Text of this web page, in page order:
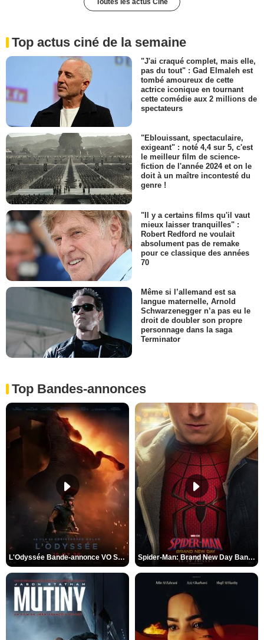
Top actus ciné de la semaine
"J'ai craqué complet, mais elle,
pas du tout" : Gad Elmaleh est
tombé amoureux de cette
actrice iconique en tournant
cette comédie aux 2 millions de
spectateurs
"Eblouissant, spectaculaire,
exigeant" : noté 4,4 sur 5, c'est
le meilleur film de science-
fiction de l'année 2024 et on le
doit à un maître incontesté du
genre !
"Il y a certains films qu'il vaut
mieux laisser tranquilles" :
Robert Redford ne voulait
absolument pas de remake
pour ce classique des années
70
Même si l’allemand est sa
langue maternelle, Arnold
Schwarzenegger n’a pas eu le
droit de doubler son propre
personnage dans la saga
Terminator
Top Bandes-annonces
L'Odyssée Bande-annonce VO STFR Spider-Man: Brand New Day Bande-annonce VO STFR